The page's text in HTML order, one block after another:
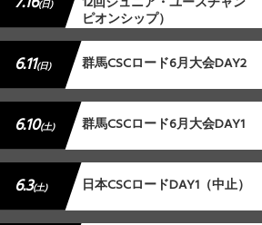
(日)
ピオンシップ）
6.11(日) 群馬CSCロード6月大会DAY2
6.10(土) 群馬CSCロード6月大会DAY1
6.3(土) 日本CSCロードDAY1（中止）